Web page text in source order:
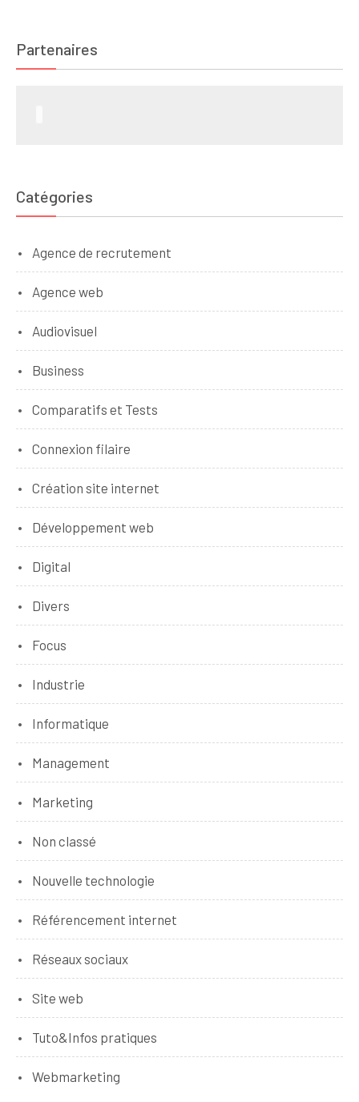
Partenaires
Catégories
Agence de recrutement
Agence web
Audiovisuel
Business
Comparatifs et Tests
Connexion filaire
Création site internet
Développement web
Digital
Divers
Focus
Industrie
Informatique
Management
Marketing
Non classé
Nouvelle technologie
Référencement internet
Réseaux sociaux
Site web
Tuto&Infos pratiques
Webmarketing